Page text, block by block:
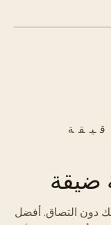
ضيقة
دون التصاق. أفضل